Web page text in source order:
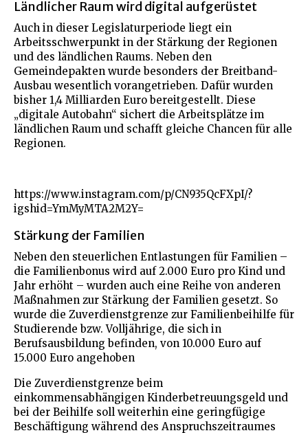
Ländlicher Raum wird digital aufgerüstet
Auch in dieser Legislaturperiode liegt ein
Arbeitsschwerpunkt in der Stärkung der Regionen
und des ländlichen Raums. Neben den
Gemeindepakten wurde besonders der Breitband-
Ausbau wesentlich vorangetrieben. Dafür wurden
bisher 1,4 Milliarden Euro bereitgestellt. Diese
„digitale Autobahn“ sichert die Arbeitsplätze im
ländlichen Raum und schafft gleiche Chancen für alle
Regionen.
https://www.instagram.com/p/CN935QcFXpI/?
igshid=YmMyMTA2M2Y=
Stärkung der Familien
Neben den steuerlichen Entlastungen für Familien –
die Familienbonus wird auf 2.000 Euro pro Kind und
Jahr erhöht – wurden auch eine Reihe von anderen
Maßnahmen zur Stärkung der Familien gesetzt. So
wurde die Zuverdienstgrenze zur Familienbeihilfe für
Studierende bzw. Volljährige, die sich in
Berufsausbildung befinden, von 10.000 Euro auf
15.000 Euro angehoben
Die Zuverdienstgrenze beim
einkommensabhängigen Kinderbetreuungsgeld und
bei der Beihilfe soll weiterhin eine geringfügige
Beschäftigung während des Anspruchszeitraumes